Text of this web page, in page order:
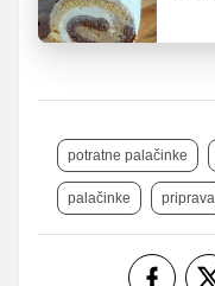
potratne palačinke
palačinke priprava